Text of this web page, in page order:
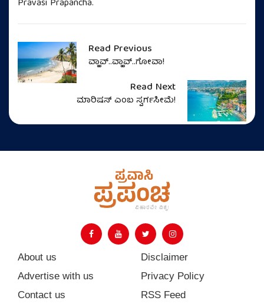
Pravasi Prapancha.
Read Previous
ವ್ಹಾವ್..ವ್ಹಾವ್..ಗೋವಾ!
Read Next
ಮಾರಿಷಸ್‌ ಎಂಬ ಸ್ವರ್ಗಸೀಮೆ!
About us
Advertise with us
Contact us
Disclaimer
Privacy Policy
RSS Feed